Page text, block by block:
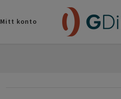
Mitt konto